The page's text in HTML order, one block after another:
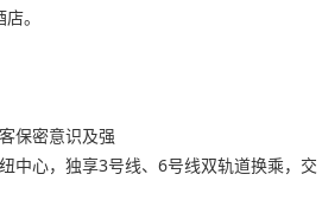
。
保密意识及强
中心，独享3号线、6号线双轨道换乘，交